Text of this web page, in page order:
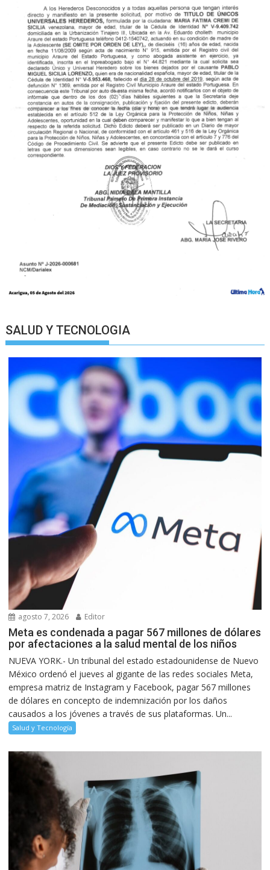
SALUD Y TECNOLOGIA
agosto 7, 2026 Editor
Meta es condenada a pagar 567 millones de dólares
por afectaciones a la salud mental de los niños
NUEVA YORK.- Un tribunal del estado estadounidense de Nuevo
México ordenó el jueves al gigante de las redes sociales Meta,
empresa matriz de Instagram y Facebook, pagar 567 millones
de dólares en concepto de indemnización por los daños
causados a los jóvenes a través de sus plataformas. Un...
Salud y Tecnología